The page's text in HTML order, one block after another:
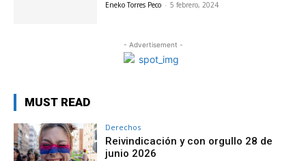
Eneko Torres Peco - 5 febrero, 2024
- Advertisement -
MUST READ
Derechos
Reivindicación y con orgullo 28 de
junio 2026